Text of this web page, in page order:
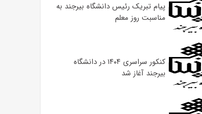
پیام تبریک رئیس دانشگاه بیرجند به
مناسبت روز معلم
کنکور سراسری ۱۴۰۴ در دانشگاه
بیرجند آغاز شد